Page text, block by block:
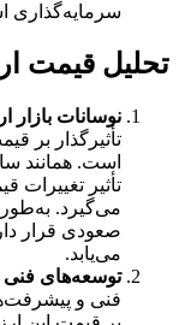
سرمایه‌گذاری
تحلیل قیمت
نوسانات بازار
تأثیرگذار بر
است. همانند
تأثیر تغییرات
می‌گیرد. به‌طور
صعودی قرار
می‌یابد.
توسعه‌های فنی
فنی و